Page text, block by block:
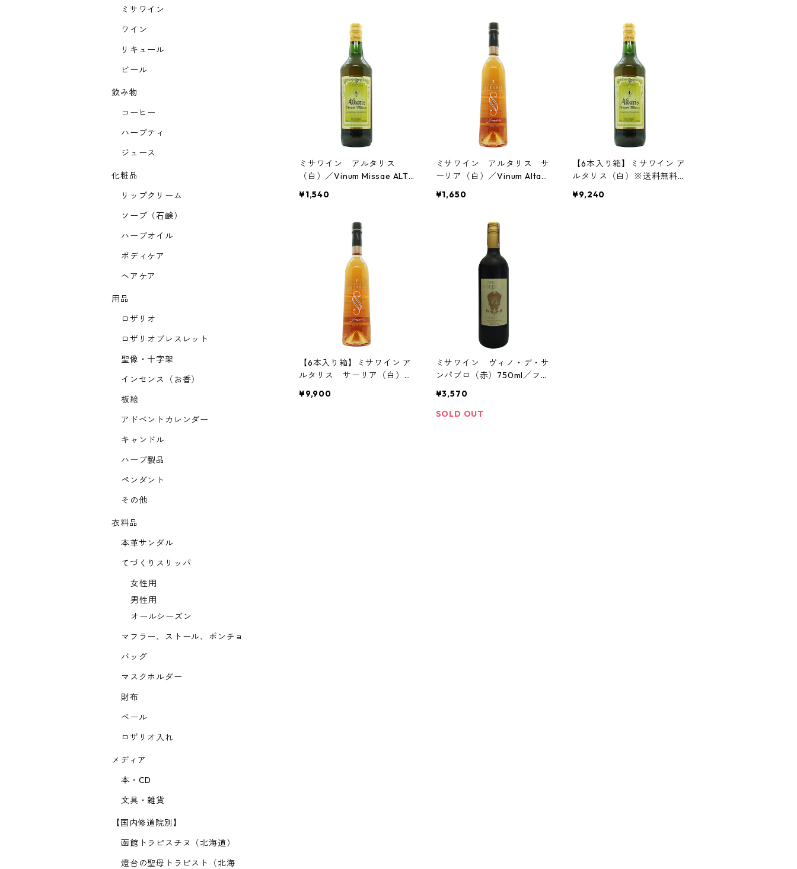
ミサワイン アルタリス
（白）／Vinum Missae ALTA
¥1,540
ミサワイン アルタリス サ
ーリア（白）／Vinum Altari
¥1,650
【6本入り箱】ミサワイン ア
ルタリス（白）※送料無料／
¥9,240
【6本入り箱】ミサワイン ア
ルタリス サーリア（白）※
ALLA
¥9,900
ミサワイン ヴィノ・デ・サ
ンパブロ（赤）750ml／フィ
¥3,570
SOLD OUT
ミサワイン
ワイン
リキュール
ビール
飲み物
コーヒー
ハーブティ
ジュース
化粧品
リップクリーム
ソープ（石鹸）
ハーブオイル
ボディケア
ヘアケア
用品
ロザリオ
ロザリオブレスレット
聖像・十字架
インセンス（お香）
板絵
アドベントカレンダー
キャンドル
ハーブ製品
ペンダント
その他
衣料品
本革サンダル
てづくりスリッパ
女性用
男性用
オールシーズン
マフラー、ストール、ポンチョ
バッグ
マスクホルダー
財布
ベール
ロザリオ入れ
メディア
本・CD
文具・雑貨
【国内修道院別】
函館トラピスチヌ（北海道）
燈台の聖母トラピスト（北海